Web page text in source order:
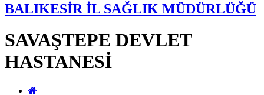
BALIKESİR İL SAĞLIK MÜDÜRLÜĞÜ
SAVAŞTEPE DEVLET
HASTANESİ